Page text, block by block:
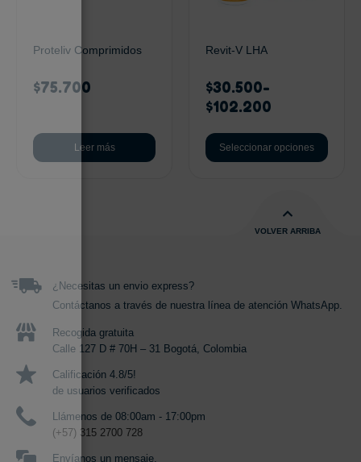
Proteliv Comprimidos
$75.700
Leer más
Revit-V LHA
$30.500-
$102.200
Seleccionar opciones
VOLVER ARRIBA
¿Necesitas un envio express?
Contáctanos a través de nuestra línea de atención WhatsApp.
Recogida gratuita
Calle 127 D # 70H – 31 Bogotá, Colombia
Calificación 4.8/5!
de usuarios verificados
Llámenos de 08:00am - 17:00pm
(+57) 315 2700 728
Envíanos un mensaje,